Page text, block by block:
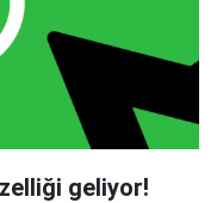
geliyor!